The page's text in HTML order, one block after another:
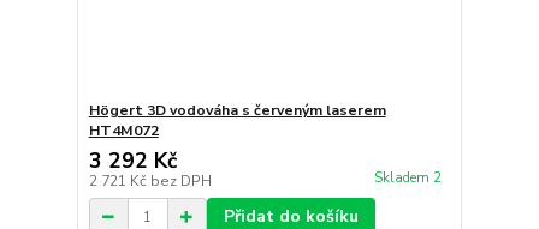
Högert 3D vodováha s červeným laserem
HT4M072
3 292 Kč
2 721 Kč bez DPH Skladem 2
Přidat do košíku